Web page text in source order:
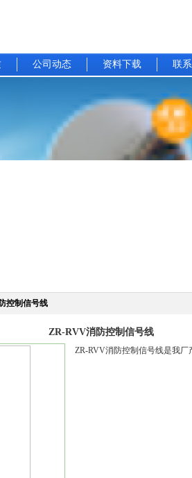
公司动态 资料下载 联
控制信号线
ZR-RVV消防控制信号线
ZR-RVV消防控制信号线是我厂